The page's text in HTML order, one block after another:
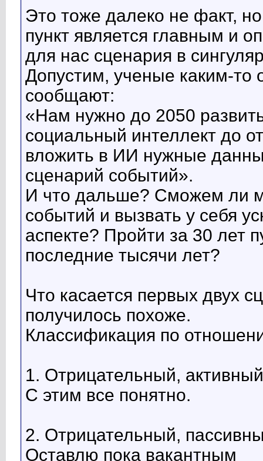
Это тоже далеко не факт,
пункт является главным и
для нас сценария в
Допустим, ученые каким-то
сообщают:
«Нам нужно до 2050
социальный интеллект до
вложить в ИИ нужные
сценарий событий».
И что дальше? Сможем ли
событий и вызвать у себя
аспекте? Пройти за 30 лет
последние тысячи лет?
Что касается первых двух
получилось похоже.
Классификация по
1. Отрицательный,
С этим все понятно.
2. Отрицательный,
Оставлю пока вакантным